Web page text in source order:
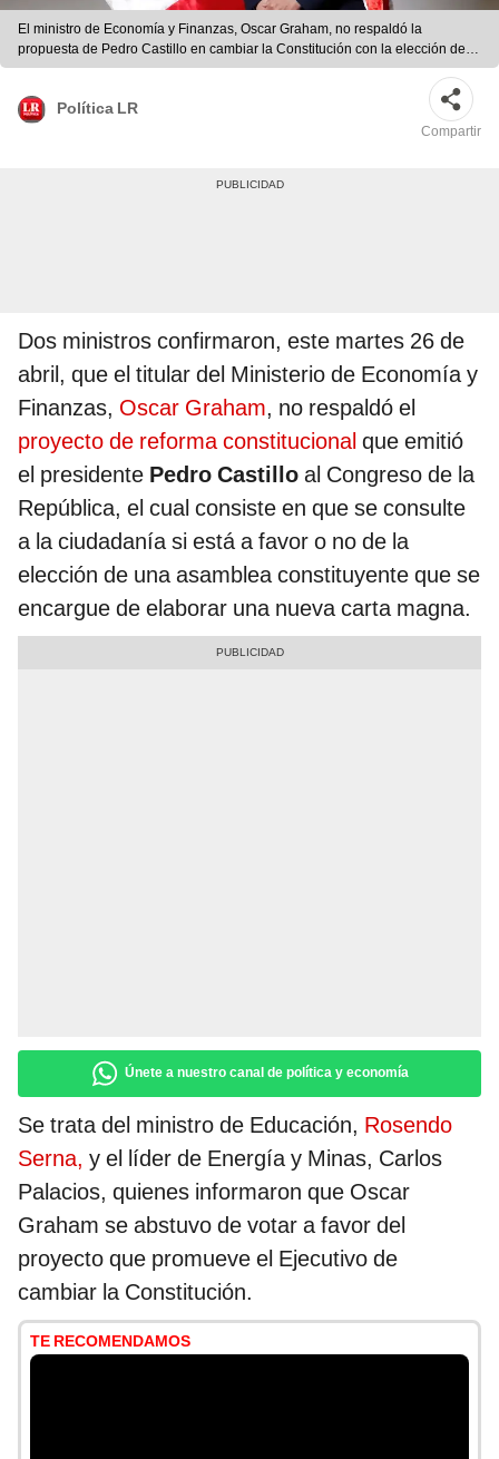
El ministro de Economía y Finanzas, Oscar Graham, no respaldó la
propuesta de Pedro Castillo en cambiar la Constitución con la elección de
una asamblea constituyente. Foto: Presidencia.
Política LR
Compartir
Dos ministros confirmaron, este martes 26 de
abril, que el titular del Ministerio de Economía y
Finanzas, Oscar Graham, no respaldó el
proyecto de reforma constitucional que emitió
el presidente Pedro Castillo al Congreso de la
República, el cual consiste en que se consulte
a la ciudadanía si está a favor o no de la
elección de una asamblea constituyente que se
encargue de elaborar una nueva carta magna.
Únete a nuestro canal de política y economía
Se trata del ministro de Educación, Rosendo
Serna, y el líder de Energía y Minas, Carlos
Palacios, quienes informaron que Oscar
Graham se abstuvo de votar a favor del
proyecto que promueve el Ejecutivo de
cambiar la Constitución.
TE RECOMENDAMOS